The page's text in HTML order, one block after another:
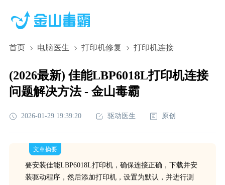
首页 电脑医生 打印机修复 打印机连接
(2026最新) 佳能LBP6018L打印机连接
问题解决方法 - 金山毒霸
2026-01-29 19:39:20 驱动医生 原创
文章摘要
要安装佳能LBP6018L打印机，确保连接正确，下载并安
装驱动程序，然后添加打印机，设置为默认，并进行测